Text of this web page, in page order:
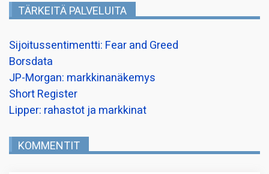
TÄRKEITÄ PALVELUITA
Sijoitussentimentti: Fear and Greed
Borsdata
JP-Morgan: markkinanäkemys
Short Register
Lipper: rahastot ja markkinat
KOMMENTIT